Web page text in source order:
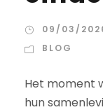
09/03/
BLOG
Het moment
hun